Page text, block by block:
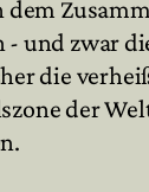
dem
und zwar
die
der